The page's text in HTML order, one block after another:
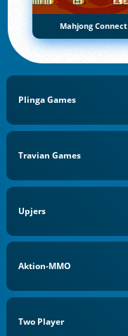
Mahjong Connect
Plinga Games
Travian Games
Upjers
Aktion-MMO
Two Player